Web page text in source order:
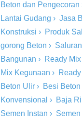
Beton dan Pengecoran
Lantai Gudang › Jasa
Konstruksi › Produk
gorong Beton ›
Bangunan › Ready Mix
Mix Kegunaan ›
Beton Ulir › Besi
Konvensional › Baja
Semen Instan ›